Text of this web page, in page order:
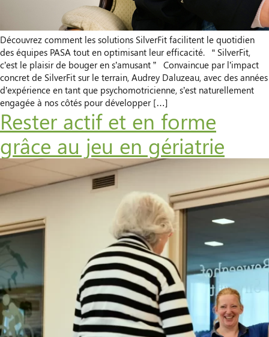
Découvrez comment les solutions SilverFit facilitent le quotidien
des équipes PASA tout en optimisant leur efficacité. “ SilverFit,
c’est le plaisir de bouger en s’amusant ” Convaincue par l’impact
concret de SilverFit sur le terrain, Audrey Daluzeau, avec des années
d’expérience en tant que psychomotricienne, s’est naturellement
engagée à nos côtés pour développer […]
Rester actif et en forme
grâce au jeu en gériatrie